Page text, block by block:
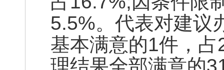
5.5%。代表对建议
基本满意的1件，